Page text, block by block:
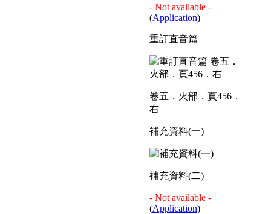
- Not available -
(Application)
重訂直音篇
卷五．火部．頁456．
右
補充資料(一)
補充資料(二)
- Not available -
(Application)